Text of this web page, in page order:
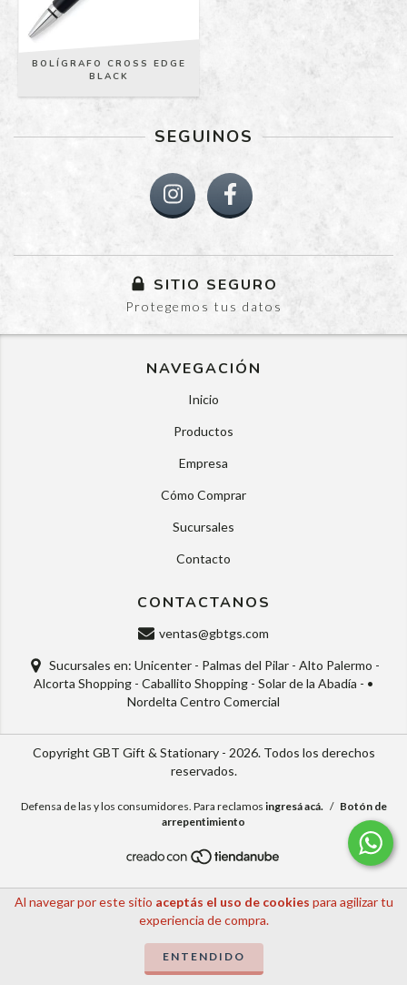
Al navegar por este sitio aceptás el uso de cookies para agilizar tu
experiencia de compra.
ENTENDIDO
BOLÍGRAFO CROSS EDGE
BLACK
SEGUINOS
SITIO SEGURO
Protegemos tus datos
NAVEGACIÓN
Inicio
Productos
Empresa
Cómo Comprar
Sucursales
Contacto
CONTACTANOS
ventas@gbtgs.com
Sucursales en: Unicenter - Palmas del Pilar - Alto Palermo -
Alcorta Shopping - Caballito Shopping - Solar de la Abadía - •
Nordelta Centro Comercial
Copyright GBT Gift & Stationary - 2026. Todos los derechos
reservados.
Defensa de las y los consumidores. Para reclamos ingresá acá. / Botón de
arrepentimiento